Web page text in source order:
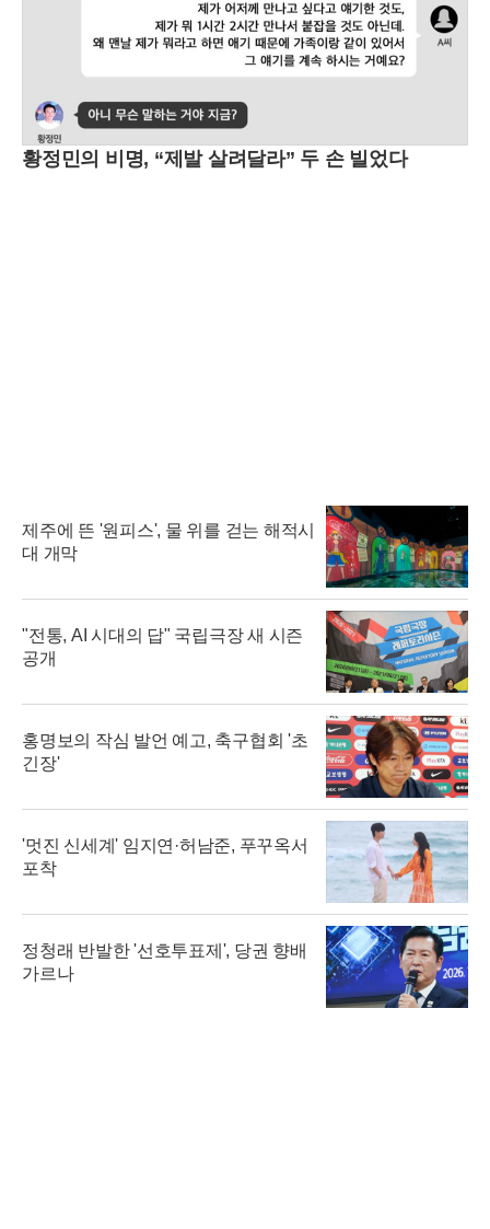
황정민의 비명, “제발 살려달라” 두 손 빌었다
제주에 뜬 '원피스', 물 위를 걷는 해적시
대 개막
"전통, AI 시대의 답" 국립극장 새 시즌
공개
홍명보의 작심 발언 예고, 축구협회 '초
긴장'
'멋진 신세계' 임지연·허남준, 푸꾸옥서
포착
정청래 반발한 '선호투표제', 당권 향배
가르나